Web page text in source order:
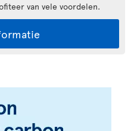
van vele voordelen.